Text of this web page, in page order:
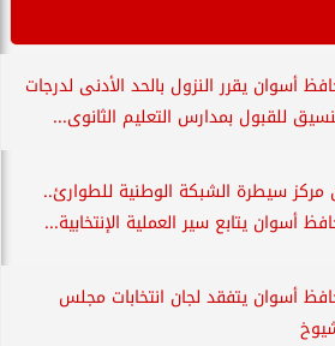
أسوان يقرر النزول بالحد الأدنى لدرجات
للقبول بمدارس التعليم الثانوى...
سيطرة الشبكة الوطنية للطوارئ..
أسوان يتابع سير العملية الإنتخابية...
أسوان يتفقد لجان انتخابات مجلس